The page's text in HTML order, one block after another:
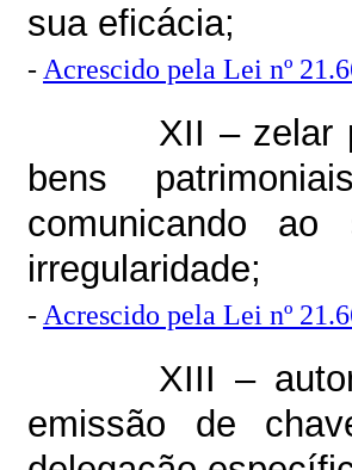
sua eficácia;
- Acrescido pela Lei nº
XII – zelar
bens
comunicando
irregularidade;
- Acrescido pela Lei nº
XIII –
emissão de